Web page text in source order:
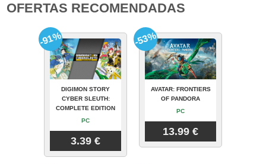
OFERTAS RECOMENDADAS
DIGIMON STORY
CYBER SLEUTH:
COMPLETE EDITION
PC
3.39 €
-91%
AVATAR: FRONTIERS
OF PANDORA
PC
13.99 €
-53%